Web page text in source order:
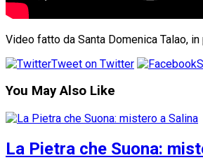
Video fatto da Santa Domenica Talao,
Tweet on Twitter
You May Also Like
La Pietra che Suona: